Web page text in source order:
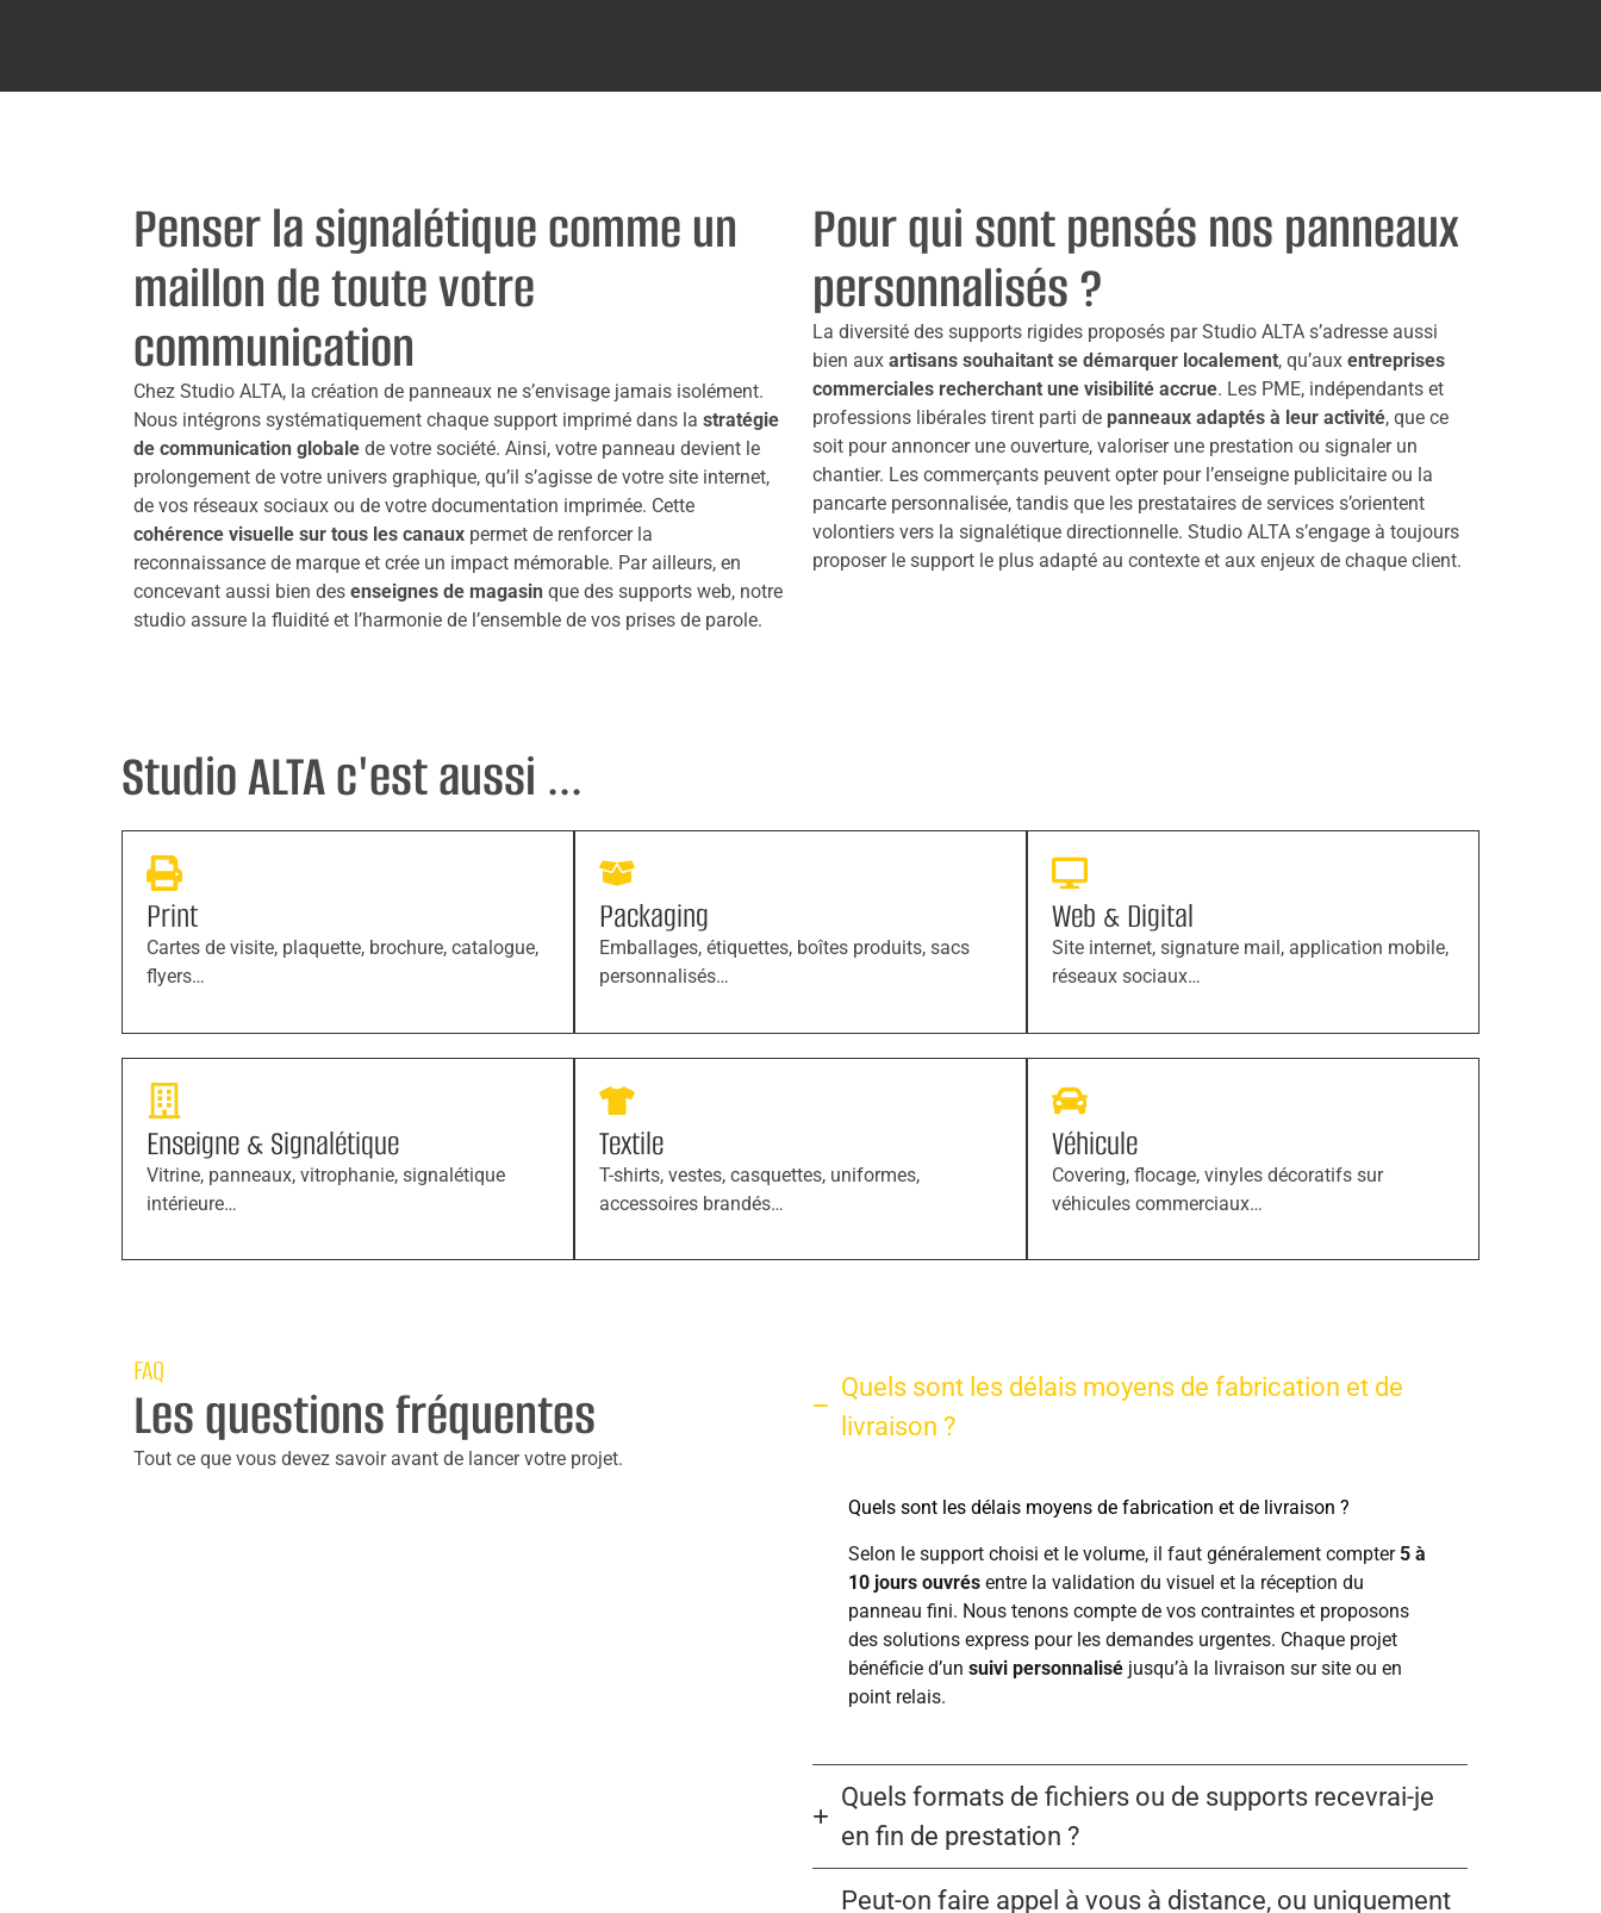
Penser la signalétique comme un
maillon de toute votre
communication
Chez Studio ALTA, la création de panneaux ne s’envisage jamais isolément.
Nous intégrons systématiquement chaque support imprimé dans la stratégie
de communication globale de votre société. Ainsi, votre panneau devient le
prolongement de votre univers graphique, qu’il s’agisse de votre site internet,
de vos réseaux sociaux ou de votre documentation imprimée. Cette
cohérence visuelle sur tous les canaux permet de renforcer la
reconnaissance de marque et crée un impact mémorable. Par ailleurs, en
concevant aussi bien des enseignes de magasin que des supports web, notre
studio assure la fluidité et l’harmonie de l’ensemble de vos prises de parole.
Pour qui sont pensés nos panneaux
personnalisés ?
La diversité des supports rigides proposés par Studio ALTA s’adresse aussi
bien aux artisans souhaitant se démarquer localement, qu’aux entreprises
commerciales recherchant une visibilité accrue. Les PME, indépendants et
professions libérales tirent parti de panneaux adaptés à leur activité, que ce
soit pour annoncer une ouverture, valoriser une prestation ou signaler un
chantier. Les commerçants peuvent opter pour l’enseigne publicitaire ou la
pancarte personnalisée, tandis que les prestataires de services s’orientent
volontiers vers la signalétique directionnelle. Studio ALTA s’engage à toujours
proposer le support le plus adapté au contexte et aux enjeux de chaque client.
Studio ALTA c'est aussi ...
Print
Cartes de visite, plaquette, brochure, catalogue,
flyers…
Packaging
Emballages, étiquettes, boîtes produits, sacs
personnalisés…
Web & Digital
Site internet, signature mail, application mobile,
réseaux sociaux…
Enseigne & Signalétique
Vitrine, panneaux, vitrophanie, signalétique
intérieure…
Textile
T-shirts, vestes, casquettes, uniformes,
accessoires brandés…
Véhicule
Covering, flocage, vinyles décoratifs sur
véhicules commerciaux…
FAQ
Les questions fréquentes
Tout ce que vous devez savoir avant de lancer votre projet.
Quels sont les délais moyens de fabrication et de
livraison ?
Quels sont les délais moyens de fabrication et de livraison ?
Selon le support choisi et le volume, il faut généralement compter 5 à
10 jours ouvrés entre la validation du visuel et la réception du
panneau fini. Nous tenons compte de vos contraintes et proposons
des solutions express pour les demandes urgentes. Chaque projet
bénéficie d’un suivi personnalisé jusqu’à la livraison sur site ou en
point relais.
Quels formats de fichiers ou de supports recevrai-je
en fin de prestation ?
Peut-on faire appel à vous à distance, ou uniquement